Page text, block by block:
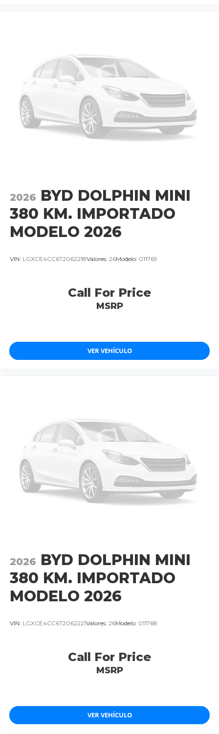
2026 BYD DOLPHIN MINI
380 KM. IMPORTADO
MODELO 2026
VIN: LGXCE4CC6T2062218Valores: 26Modelo: 011769
Call For Price
MSRP
VER VEHÍCULO
2026 BYD DOLPHIN MINI
380 KM. IMPORTADO
MODELO 2026
VIN: LGXCE4CC6T2062221Valores: 26Modelo: 011768
Call For Price
MSRP
VER VEHÍCULO